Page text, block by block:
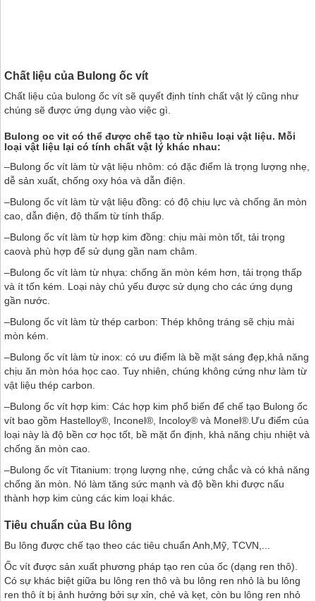
Chất liệu của Bulong ốc vít
Chất liệu của bulong ốc vít sẽ quyết định tính chất vật lý cũng như
chúng sẽ được ứng dụng vào việc gì.
Bulong oc vit có thể được chế tạo từ nhiều loại vật liệu. Mỗi
loại vật liệu lại có tính chất vật lý khác nhau:
–Bulong ốc vít làm từ vật liệu nhôm: có đặc điểm là trọng lượng nhẹ,
dễ sản xuất, chống oxy hóa và dẫn điện.
–Bulong ốc vít làm từ vật liệu đồng: có độ chịu lực và chống ăn mòn
cao, dẫn điện, độ thấm từ tính thấp.
–Bulong ốc vít làm từ hợp kim đồng: chịu mài mòn tốt, tải trọng
caovà phù hợp để sử dụng gần nam châm.
–Bulong ốc vít làm từ nhựa: chống ăn mòn kém hơn, tải trọng thấp
và ít tốn kém. Loại này chủ yếu được sử dụng cho các ứng dụng
gần nước.
–Bulong ốc vít làm từ thép carbon: Thép không tráng sẽ chịu mài
mòn kém.
–Bulong ốc vít làm từ inox: có ưu điểm là bề mặt sáng đẹp,khả năng
chịu ăn mòn hóa học cao. Tuy nhiên, chúng không cứng như làm từ
vật liệu thép carbon.
–Bulong ốc vít hợp kim: Các hợp kim phổ biến để chế tạo Bulong ốc
vít bao gồm Hastelloy®, Inconel®, Incoloy® và Monel®.Ưu điểm của
loại này là độ bền cơ học tốt, bề mặt ổn định, khả năng chịu nhiệt và
chống ăn mòn cao.
–Bulong ốc vít Titanium: trọng lượng nhẹ, cứng chắc và có khả năng
chống ăn mòn. Nó làm tăng sức mạnh và độ bền khi được nấu
thành hợp kim cùng các kim loại khác.
Tiêu chuẩn của Bu lông
Bu lông được chế tạo theo các tiêu chuẩn Anh,Mỹ, TCVN,...
Ốc vít được sản xuất phương pháp tạo ren của ốc (dạng ren thô).
Có sự khác biệt giữa bu lông ren thô và bu lông ren nhỏ là bu lông
ren thô ít bị ảnh hưởng bởi sự xỉn, chẻ và kẹt, còn bu lông ren nhỏ